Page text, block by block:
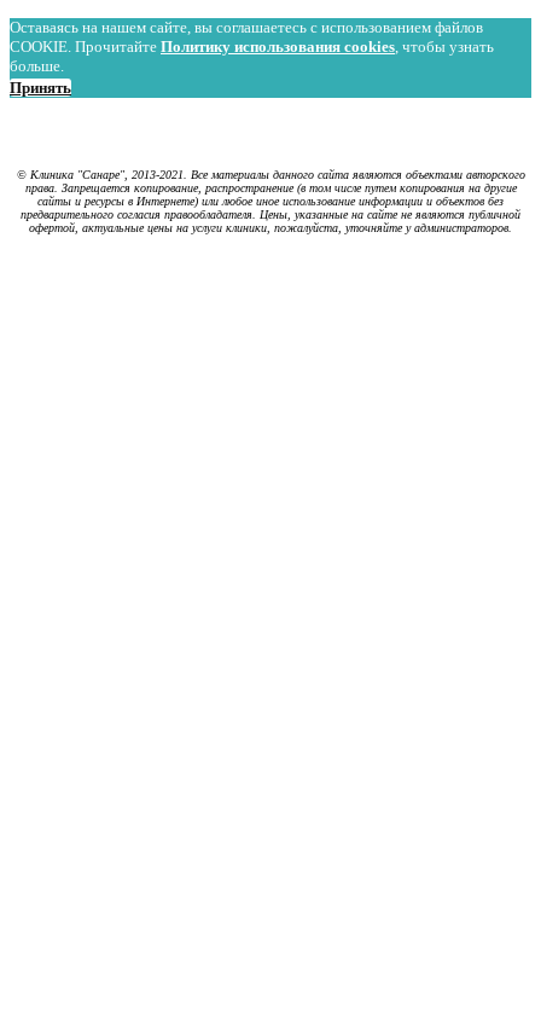
Оставаясь на нашем сайте, вы соглашаетесь с использованием файлов
COOKIE. Прочитайте Политику использования cookies, чтобы узнать
больше.
Принять
© Клиника "Санаре", 2013-2021. Все материалы данного сайта являются объектами авторского
права. Запрещается копирование, распространение (в том числе путем копирования на другие
сайты и ресурсы в Интернете) или любое иное использование информации и объектов без
предварительного согласия правообладателя. Цены, указанные на сайте не являются публичной
офертой, актуальные цены на услуги клиники, пожалуйста, уточняйте у администраторов.